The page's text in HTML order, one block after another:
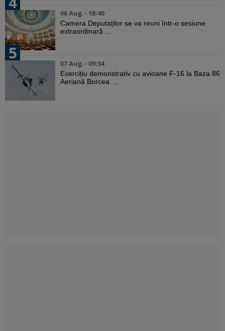
06 Aug. - 18:40
Camera Deputaților se va reuni într-o sesiune
extraordinară ...
5
07 Aug. - 09:34
Exercițiu demonstrativ cu avioane F-16 la Baza 86
Aeriană Borcea. ...